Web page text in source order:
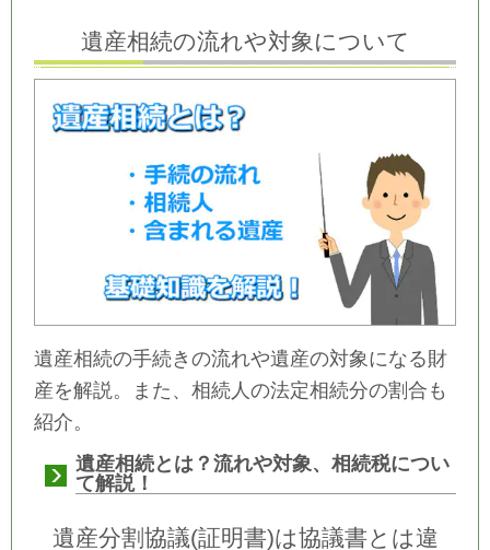
遺産相続の流れや対象について
遺産相続の手続きの流れや遺産の対象になる財
産を解説。また、相続人の法定相続分の割合も
紹介。
遺産相続とは？流れや対象、相続税につい
て解説！
遺産分割協議(証明書)は協議書とは違